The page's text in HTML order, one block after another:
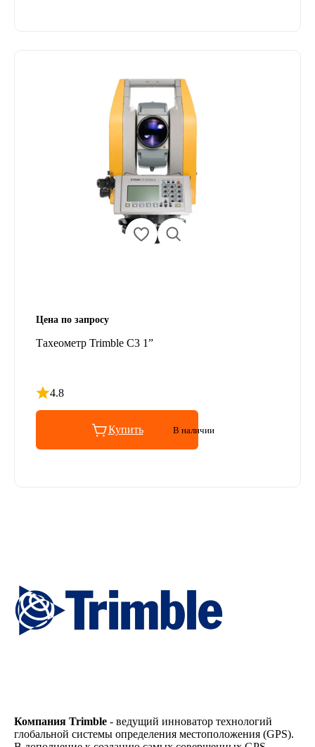
Цена по запросу
Тахеометр Trimble C3 1”
4.8
Рейтинг 4.8 из 5
Купить В наличии
Компания Trimble - ведущий инноватор технологий
глобальной системы определения местоположения (GPS).